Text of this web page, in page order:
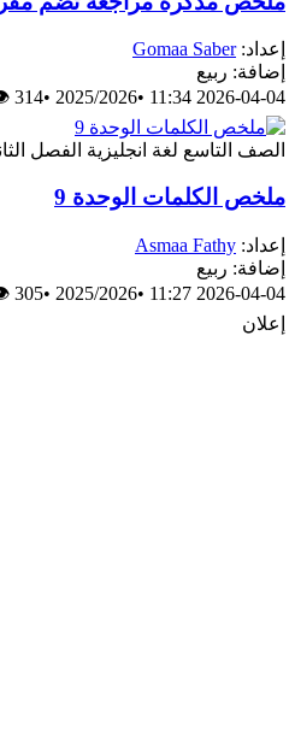
إعداد:Gomaa Saber
إضافة: ربيع
2026-04-04 11:34
•
2025/2026
•
314
الصف التاسع لغة انجليزية الفصل
ملخص الكلمات الوحدة 9
إعداد: Asmaa Fathy
إضافة: ربيع
2026-04-04 11:27
•
2025/2026
•
305
إعلان